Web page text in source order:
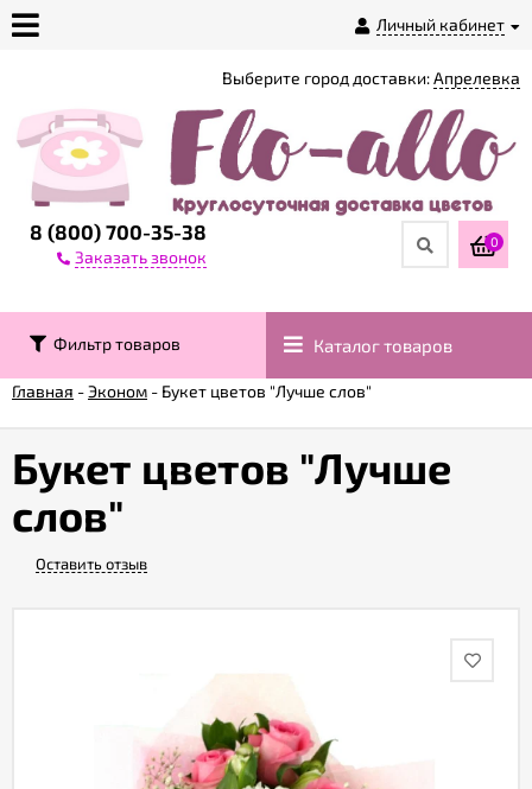
Личный кабинет
магазине
Доставка
Контакты
Гарантии
8 (800) 700-35-38
Заказать звонок
Выберите город доставки:Апрелевка
0
Фильтр товаров Каталог товаров
Главная -Эконом - Букет цветов "Лучше слов"
Букет цветов "Лучше
слов"
Оставить отзыв